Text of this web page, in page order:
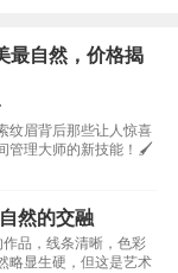
最自然，价格揭
纹眉背后那些让人惊喜
管理大师的新技能！🖌️
然的交融
品，线条清晰，色彩
略显生硬，但这是艺术